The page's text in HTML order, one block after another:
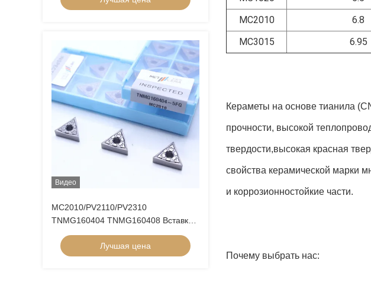
инструментом
Видео
MC2010/PV2110/PV2310
TNMG160404 TNMG160408 Вставки
свертывания с ЧПУ Серметные
вставки свертывания для станков с
ЧПУ в 5FG-чип-брекерах
Лучшая цена
MC2010
6.8
MC3015
6.95
Кераметы на основе тианила
прочности, высокой
твердости,высокая красная
свойства керамической марки
и коррозионностойкие части.
Почему выбрать нас: